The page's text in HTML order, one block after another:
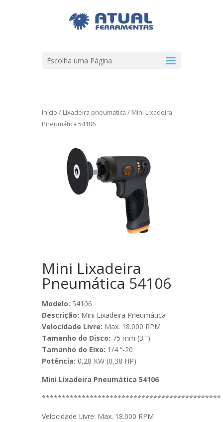
Escolha uma Página
Início / Lixadeira pneumatica / Mini Lixadeira
Pneumática 54106
Mini Lixadeira
Pneumática 54106
Modelo: 54106
Descrição: Mini Lixadeira Pneumática
Velocidade Livre: Max. 18.000 RPM
Tamanho do Disco: 75 mm (3 “)
Tamanho do Eixo: 1/4 “-20
Potência: 0,28 KW (0,38 HP)
Mini Lixadeira Pneumática 54106
*********************************************
Velocidade Livre: Max. 18.000 RPM